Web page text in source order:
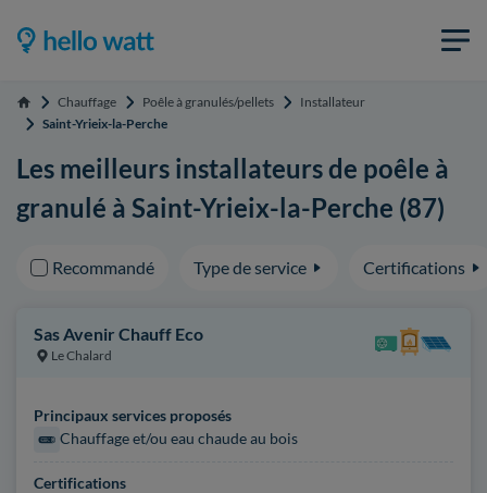
Accueil Chauffage Poêle à granulés/pellets
Installateur
Saint-Yrieix-la-Perche
Les meilleurs installateurs de poêle à
granulé à Saint-Yrieix-la-Perche (87)
Recommandé Type de service Certifications
Sas Avenir Chauff Eco
Le Chalard
Principaux services proposés
Chauffage et/ou eau chaude au bois
Certifications